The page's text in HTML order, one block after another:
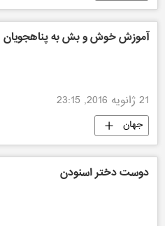
آموزش خوش و بش به پناهجویان
21 ژانویه 2016, 23:15
جهان
دوست دختر اسنودن